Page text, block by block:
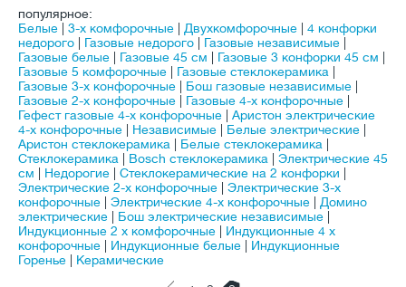
популярное:
Белые
3-х комфорочные Двухкомфорочные
4 конфорки
недорого
Газовые недорого Газовые независимые
Газовые белые
Газовые 45 см Газовые 3 конфорки 45 см
Газовые 5 комфорочные
Газовые стеклокерамика
Газовые 3-х конфорочные
Бош газовые независимые
Газовые 2-х конфорочные
Газовые 4-х конфорочные
Гефест газовые 4-х конфорочные
Аристон электрические
4-х конфорочные
Независимые Белые электрические
Аристон стеклокерамика
Белые стеклокерамика
Стеклокерамика
Bosch стеклокерамика
Электрические 45
см
Недорогие Стеклокерамические на 2 конфорки
Электрические 2-х конфорочные
Электрические 3-х
конфорочные
Электрические 4-х конфорочные
Домино
электрические
Бош электрические независимые
Индукционные 2 х комфорочные
Индукционные 4 х
конфорочные
Индукционные белые
Индукционные
Горенье
Керамические